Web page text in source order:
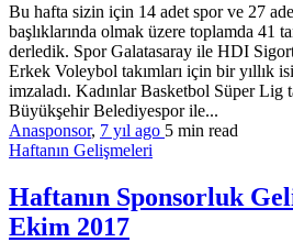
Bu hafta sizin için 14 adet spor ve 27
başlıklarında olmak üzere toplamda 41
derledik. Spor Galatasaray ile HDI
Erkek Voleybol takımları için bir yıllık
imzaladı. Kadınlar Basketbol Süper Lig
Büyükşehir Belediyespor ile...
Anasponsor, 7 yıl ago 5 min read
Haftanın Gelişmeleri
Haftanın Sponsorluk
Ekim 2017